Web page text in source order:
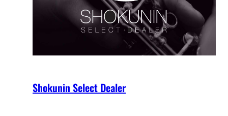
Shokunin Select Dealer